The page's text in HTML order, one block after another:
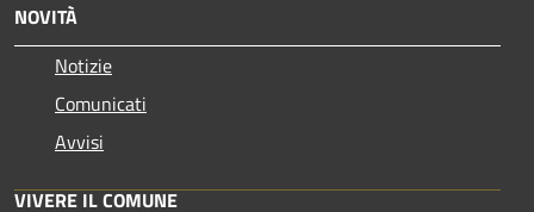
NOVITÀ
Notizie
Comunicati
Avvisi
VIVERE IL COMUNE